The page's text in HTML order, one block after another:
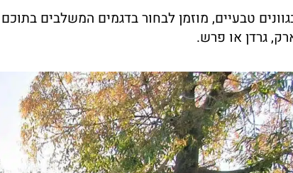
טבעיים, מוזמן לבחור בדגמים המשלבים
גרדן או פרש.